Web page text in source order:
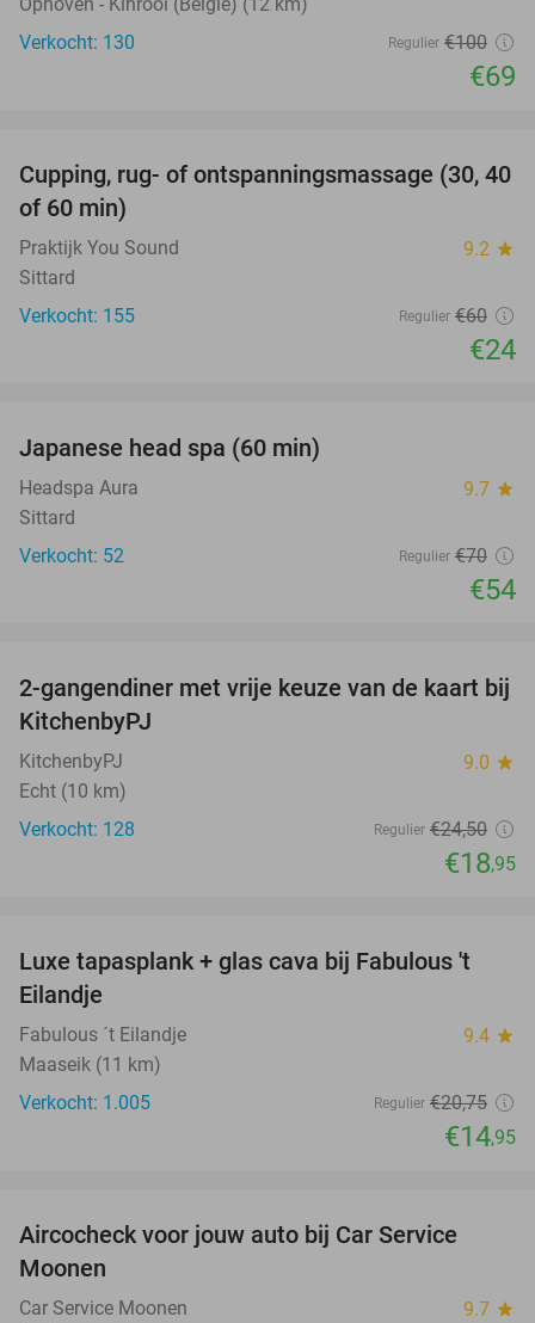
Verkocht: 130
Regulier €100
€69
60%
Cupping, rug- of ontspanningsmassage (30, 40
of 60 min)
Praktijk You Sound 9.2 star
Sittard
Verkocht: 155
Regulier €60
€24
Japanese head spa (60 min)
Headspa Aura 9.7 star
Sittard
Verkocht: 52
Regulier €70
€54
23%
2-gangendiner met vrije keuze van de kaart bij
KitchenbyPJ
KitchenbyPJ 9.0 star
Echt (10 km)
Verkocht: 128
Regulier €24,50
€18,95
28%
Luxe tapasplank + glas cava bij Fabulous 't
Eilandje
Fabulous ´t Eilandje 9.4 star
Maaseik (11 km)
Verkocht: 1.005
Regulier €20,75
€14,95
Aircocheck voor jouw auto bij Car Service
Moonen
Car Service Moonen 9.7 star